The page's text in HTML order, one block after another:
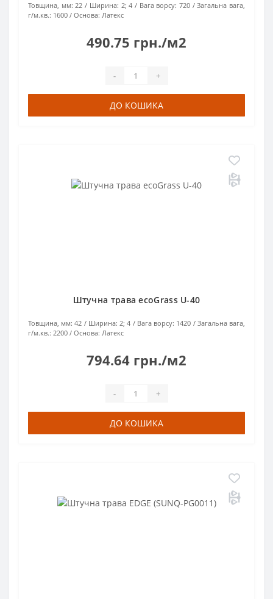
Товщина, мм: 22 Ширина: 2; 4 Вага ворсу: 720
Загальна вага,
г/м.кв.: 1600 Основа: Латекс
490.75 грн./м2
- +
ДО КОШИКА
Штучна трава ecoGrass U-40
Товщина, мм: 42 Ширина: 2; 4 Вага ворсу: 1420
Загальна вага,
г/м.кв.: 2200 Основа: Латекс
794.64 грн./м2
- +
ДО КОШИКА